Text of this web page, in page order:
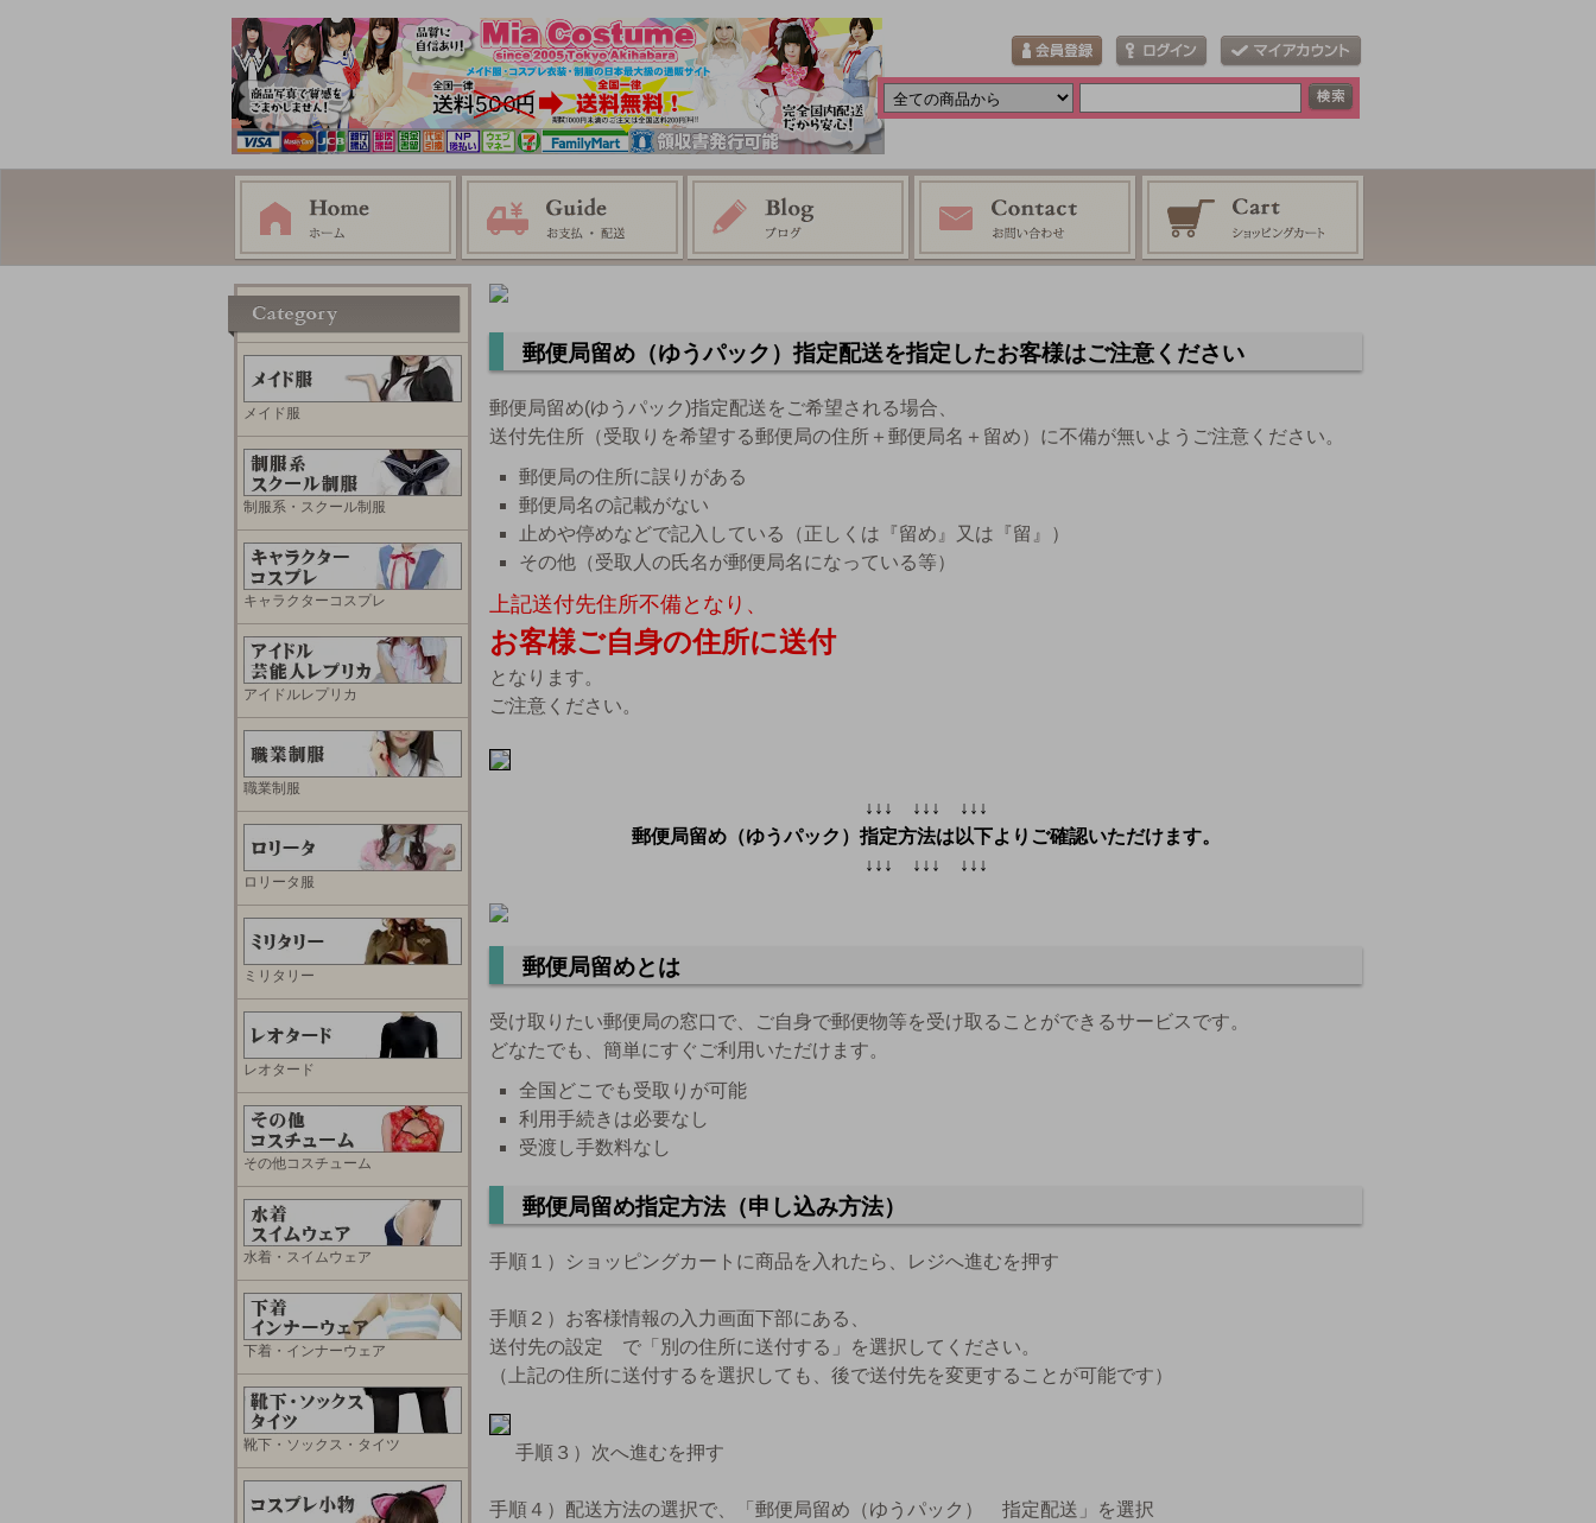
郵便局留め（ゆうパック）指定配送を指定したお客様はご注意ください
郵便局留め(ゆうパック)指定配送をご希望される場合、
送付先住所（受取りを希望する郵便局の住所＋郵便局名＋留め）に不備が無いようご注意ください。
郵便局の住所に誤りがある
郵便局名の記載がない
止めや停めなどで記入している（正しくは『留め』又は『留』）
その他（受取人の氏名が郵便局名になっている等）
上記送付先住所不備となり、
お客様ご自身の住所に送付
となります。
ご注意ください。
↓↓↓ ↓↓↓ ↓↓↓
郵便局留め（ゆうパック）指定方法は以下よりご確認いただけます。
↓↓↓ ↓↓↓ ↓↓↓
郵便局留めとは
受け取りたい郵便局の窓口で、ご自身で郵便物等を受け取ることができるサービスです。
どなたでも、簡単にすぐご利用いただけます。
全国どこでも受取りが可能
利用手続きは必要なし
受渡し手数料なし
郵便局留め指定方法（申し込み方法）
手順１）ショッピングカートに商品を入れたら、レジへ進むを押す
手順２）お客様情報の入力画面下部にある、
送付先の設定 で「別の住所に送付する」を選択してください。
（上記の住所に送付するを選択しても、後で送付先を変更することが可能です）
手順３）次へ進むを押す
手順４）配送方法の選択で、「郵便局留め（ゆうパック） 指定配送」を選択
メイド服
制服系・スクール制服
キャラクターコスプレ
アイドルレプリカ
職業制服
ロリータ服
ミリタリー
レオタード
その他コスチューム
水着・スイムウェア
下着・インナーウェア
靴下・ソックス・タイツ